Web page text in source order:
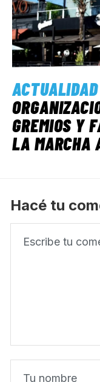
ACTUALIDAD
GREMIOS Y
LA MARCHA
Hacé tu